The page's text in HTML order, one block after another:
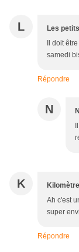
L Les
Il doit
samedi
Répondre
N
K
Ah c'est
super
Répondre